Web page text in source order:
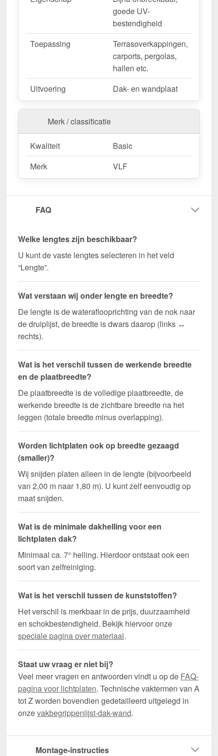
goede UV-
bestendigheid
Toepassing
Terrasoverkappingen,
carports, pergolas,
hallen etc.
Uitvoering
Dak- en wandplaat
Merk / classificatie
Kwaliteit
Basic
Merk
VLF
FAQ
Welke lengtes zijn beschikbaar?
U kunt de vaste lengtes selecteren in het veld
“Lengte”.
Wat verstaan wij onder lengte en breedte?
De lengte is de wateraflooprichting van de nok naar
de druiplijst, de breedte is dwars daarop (links ↔
rechts).
Wat is het verschil tussen de werkende breedte
en de plaatbreedte?
De plaatbreedte is de volledige plaatbreedte, de
werkende breedte is de zichtbare breedte na het
leggen (totale breedte minus overlapping).
Worden lichtplaten ook op breedte gezaagd
(smaller)?
Wij snijden platen alleen in de lengte (bijvoorbeeld
van 2,00 m naar 1,80 m). U kunt zelf eenvoudig op
maat snijden.
Wat is de minimale dakhelling voor een
lichtplaten dak?
Minimaal ca. 7° helling. Hierdoor ontstaat ook een
soort van zelfreiniging.
Wat is het verschil tussen de kunststoffen?
Het verschil is merkbaar in de prijs, duurzaamheid
en schokbestendigheid. Bekijk hiervoor onze
speciale pagina over materiaal.
Staat uw vraag er niet bij?
Veel meer vragen en antwoorden vindt u op de FAQ-
pagina voor lichtplaten. Technische vaktermen van A
tot Z worden bovendien gedetailleerd uitgelegd in
onzevakbegrippenlijst-dak-wand.
Montage-instructies